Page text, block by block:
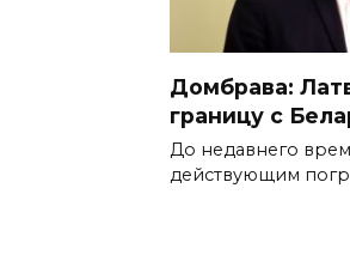
Домбрава:
границу с
До недавнего
действующим